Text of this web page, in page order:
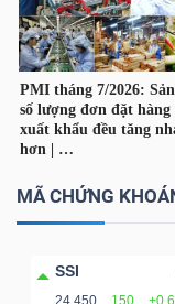
MÃ CHỨNG
SSI
24,450 150
TÀI
CHÍNH
CÁ
NHÂN
PHÂN